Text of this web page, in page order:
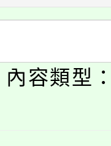
輔導中心
導、社會
參加。
影音徵選
活動海報
。
度學生
參觀特色
計畫」
培育課程
容類型